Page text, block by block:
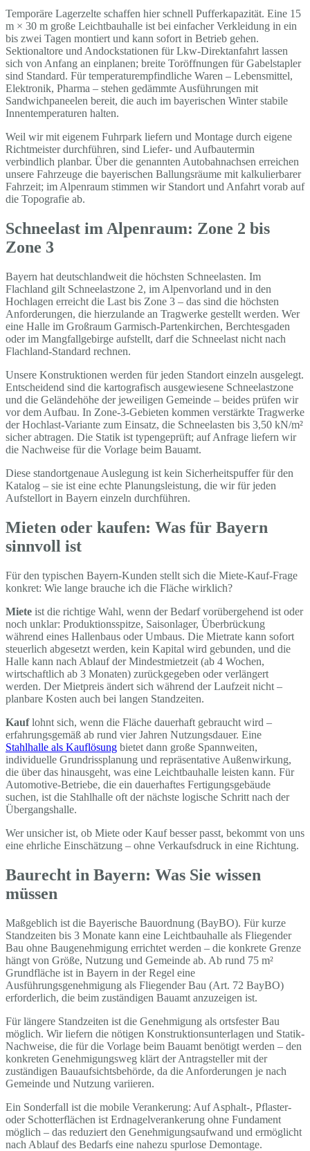
Temporäre Lagerzelte schaffen hier schnell Pufferkapazität. Eine 15
m × 30 m große Leichtbauhalle ist bei einfacher Verkleidung in ein
bis zwei Tagen montiert und kann sofort in Betrieb gehen.
Sektionaltore und Andockstationen für Lkw-Direktanfahrt lassen
sich von Anfang an einplanen; breite Toröffnungen für Gabelstapler
sind Standard. Für temperaturempfindliche Waren – Lebensmittel,
Elektronik, Pharma – stehen gedämmte Ausführungen mit
Sandwichpaneelen bereit, die auch im bayerischen Winter stabile
Innentemperaturen halten.
Weil wir mit eigenem Fuhrpark liefern und Montage durch eigene
Richtmeister durchführen, sind Liefer- und Aufbautermin
verbindlich planbar. Über die genannten Autobahnachsen erreichen
unsere Fahrzeuge die bayerischen Ballungsräume mit kalkulierbarer
Fahrzeit; im Alpenraum stimmen wir Standort und Anfahrt vorab auf
die Topografie ab.
Schneelast im Alpenraum: Zone 2 bis
Zone 3
Bayern hat deutschlandweit die höchsten Schneelasten. Im
Flachland gilt Schneelastzone 2, im Alpenvorland und in den
Hochlagen erreicht die Last bis Zone 3 – das sind die höchsten
Anforderungen, die hierzulande an Tragwerke gestellt werden. Wer
eine Halle im Großraum Garmisch-Partenkirchen, Berchtesgaden
oder im Mangfallgebirge aufstellt, darf die Schneelast nicht nach
Flachland-Standard rechnen.
Unsere Konstruktionen werden für jeden Standort einzeln ausgelegt.
Entscheidend sind die kartografisch ausgewiesene Schneelastzone
und die Geländehöhe der jeweiligen Gemeinde – beides prüfen wir
vor dem Aufbau. In Zone-3-Gebieten kommen verstärkte Tragwerke
der Hochlast-Variante zum Einsatz, die Schneelasten bis 3,50 kN/m²
sicher abtragen. Die Statik ist typengeprüft; auf Anfrage liefern wir
die Nachweise für die Vorlage beim Bauamt.
Diese standortgenaue Auslegung ist kein Sicherheitspuffer für den
Katalog – sie ist eine echte Planungsleistung, die wir für jeden
Aufstellort in Bayern einzeln durchführen.
Mieten oder kaufen: Was für Bayern
sinnvoll ist
Für den typischen Bayern-Kunden stellt sich die Miete-Kauf-Frage
konkret: Wie lange brauche ich die Fläche wirklich?
Miete ist die richtige Wahl, wenn der Bedarf vorübergehend ist oder
noch unklar: Produktionsspitze, Saisonlager, Überbrückung
während eines Hallenbaus oder Umbaus. Die Mietrate kann sofort
steuerlich abgesetzt werden, kein Kapital wird gebunden, und die
Halle kann nach Ablauf der Mindestmietzeit (ab 4 Wochen,
wirtschaftlich ab 3 Monaten) zurückgegeben oder verlängert
werden. Der Mietpreis ändert sich während der Laufzeit nicht –
planbare Kosten auch bei langen Standzeiten.
Kauflohnt sich, wenn die Fläche dauerhaft gebraucht wird –
erfahrungsgemäß ab rund vier Jahren Nutzungsdauer. Eine
Stahlhalle als Kauflösung bietet dann große Spannweiten,
individuelle Grundrissplanung und repräsentative Außenwirkung,
die über das hinausgeht, was eine Leichtbauhalle leisten kann. Für
Automotive-Betriebe, die ein dauerhaftes Fertigungsgebäude
suchen, ist die Stahlhalle oft der nächste logische Schritt nach der
Übergangshalle.
Wer unsicher ist, ob Miete oder Kauf besser passt, bekommt von uns
eine ehrliche Einschätzung – ohne Verkaufsdruck in eine Richtung.
Baurecht in Bayern: Was Sie wissen
müssen
Maßgeblich ist die Bayerische Bauordnung (BayBO). Für kurze
Standzeiten bis 3 Monate kann eine Leichtbauhalle als Fliegender
Bau ohne Baugenehmigung errichtet werden – die konkrete Grenze
hängt von Größe, Nutzung und Gemeinde ab. Ab rund 75 m²
Grundfläche ist in Bayern in der Regel eine
Ausführungsgenehmigung als Fliegender Bau (Art. 72 BayBO)
erforderlich, die beim zuständigen Bauamt anzuzeigen ist.
Für längere Standzeiten ist die Genehmigung als ortsfester Bau
möglich. Wir liefern die nötigen Konstruktionsunterlagen und Statik-
Nachweise, die für die Vorlage beim Bauamt benötigt werden – den
konkreten Genehmigungsweg klärt der Antragsteller mit der
zuständigen Bauaufsichtsbehörde, da die Anforderungen je nach
Gemeinde und Nutzung variieren.
Ein Sonderfall ist die mobile Verankerung: Auf Asphalt-, Pflaster-
oder Schotterflächen ist Erdnagelverankerung ohne Fundament
möglich – das reduziert den Genehmigungsaufwand und ermöglicht
nach Ablauf des Bedarfs eine nahezu spurlose Demontage.